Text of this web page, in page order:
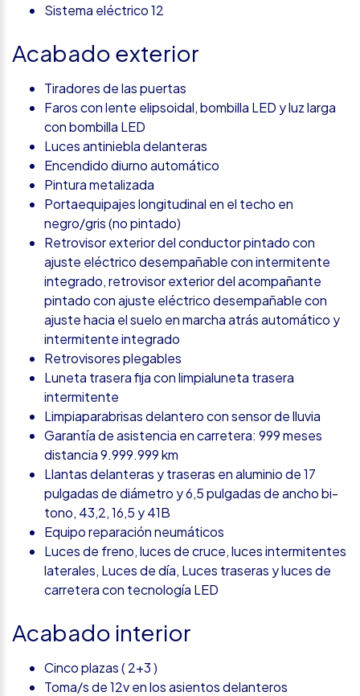
Sistema eléctrico 12
Acabado exterior
Tiradores de las puertas
Faros con lente elipsoidal, bombilla LED y luz larga
con bombilla LED
Luces antiniebla delanteras
Encendido diurno automático
Pintura metalizada
Portaequipajes longitudinal en el techo en
negro/gris (no pintado)
Retrovisor exterior del conductor pintado con
ajuste eléctrico desempañable con intermitente
integrado, retrovisor exterior del acompañante
pintado con ajuste eléctrico desempañable con
ajuste hacia el suelo en marcha atrás automático y
intermitente integrado
Retrovisores plegables
Luneta trasera fija con limpialuneta trasera
intermitente
Limpiaparabrisas delantero con sensor de lluvia
Garantía de asistencia en carretera: 999 meses
distancia 9.999.999 km
Llantas delanteras y traseras en aluminio de 17
pulgadas de diámetro y 6,5 pulgadas de ancho bi-
tono, 43,2, 16,5 y 41B
Equipo reparación neumáticos
Luces de freno, luces de cruce, luces intermitentes
laterales, Luces de día, Luces traseras y luces de
carretera con tecnología LED
Acabado interior
Cinco plazas ( 2+3 )
Toma/s de 12v en los asientos delanteros